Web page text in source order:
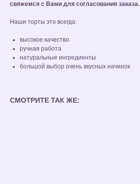
свяжемся с Вами для согласования заказа.
Наши торты это всегда:
высокое качество
ручная работа
натуральные ингредиенты
большой выбор очень вкусных начинок
СМОТРИТЕ ТАК ЖЕ: